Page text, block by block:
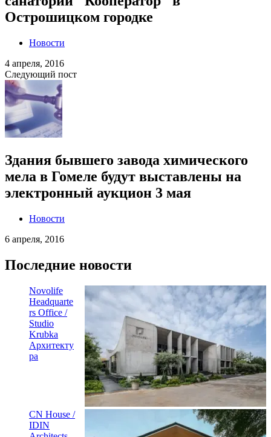
Острошицком городке
Новости
4 апреля, 2016
Следующий пост
Здания бывшего завода химического
мела в Гомеле будут выставлены на
электронный аукцион 3 мая
Новости
6 апреля, 2016
Последние новости
Novolife
Headquarte
rs Office /
Studio
Krubka
Архитекту
ра
CN House /
IDIN